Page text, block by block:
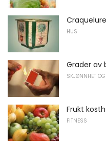
HUS
Grader av
SKJØNNHET OG
Frukt
FITNESS